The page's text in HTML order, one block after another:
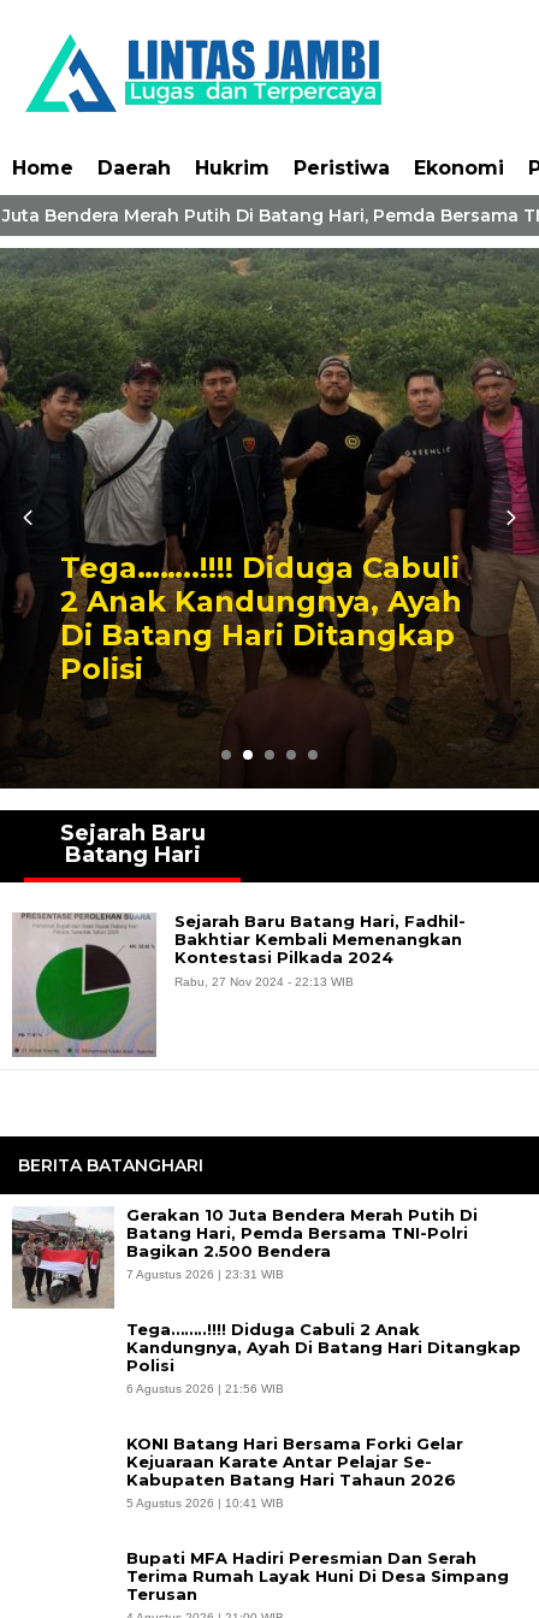
Home Daerah Hukrim Peristiwa Ekonomi
Bendera Merah Putih Di Batang Hari, Pemda Bersama
Tega……..!!!! Diduga Cabuli
2 Anak Kandungnya, Ayah
Di Batang Hari Ditangkap
Polisi
BERITA BATANGHARI
Gerakan 10 Juta Bendera Merah Putih Di
Batang Hari, Pemda Bersama TNI-Polri
Bagikan 2.500 Bendera
7 Agustus 2026 | 23:31 WIB
Tega……..!!!! Diduga Cabuli 2 Anak
Kandungnya, Ayah Di Batang Hari Ditangkap
Polisi
6 Agustus 2026 | 21:56 WIB
KONI Batang Hari Bersama Forki Gelar
Kejuaraan Karate Antar Pelajar Se-
Kabupaten Batang Hari Tahaun 2026
5 Agustus 2026 | 10:41 WIB
Bupati MFA Hadiri Peresmian Dan Serah
Terima Rumah Layak Huni Di Desa Simpang
Terusan
Sejarah Baru
Batang Hari
Sejarah Baru Batang Hari, Fadhil-
Bakhtiar Kembali Memenangkan
Kontestasi Pilkada 2024
Rabu, 27 Nov 2024 - 22:13 WIB